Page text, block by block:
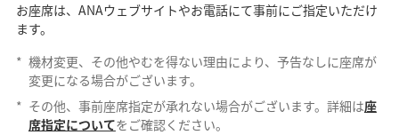
お座席は、ANAウェブサイトやお電話にて事前にご指定いただけ
ます。
* 機材変更、その他やむを得ない理由により、予告なしに座席が
変更になる場合がございます。
* その他、事前座席指定が承れない場合がございます。詳細は座
席指定についてをご確認ください。